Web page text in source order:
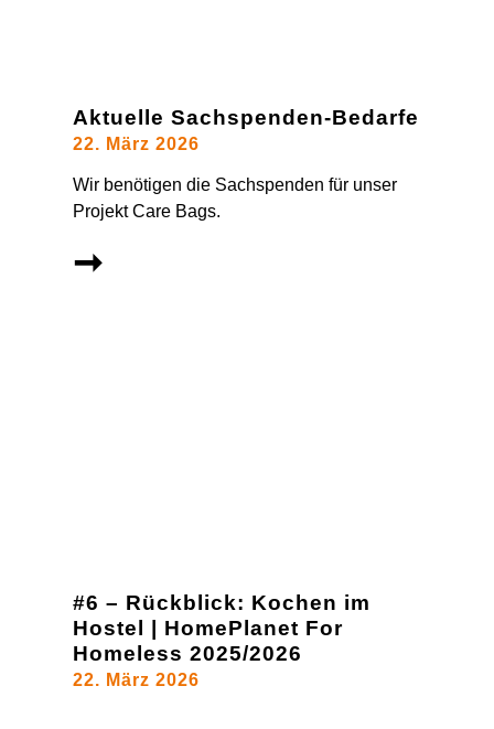
Aktuelle Sachspenden-Bedarfe
22. März 2026
Wir benötigen die Sachspenden für unser
Projekt Care Bags.
➞
#6 – Rückblick: Kochen im
Hostel | HomePlanet For
Homeless 2025/2026
22. März 2026